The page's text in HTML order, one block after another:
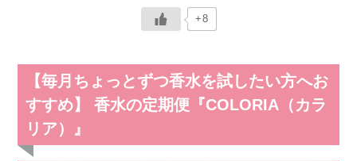
+8
【毎月ちょっとずつ香水を試したい方へお
すすめ】 香水の定期便『COLORIA（カラ
リア）』